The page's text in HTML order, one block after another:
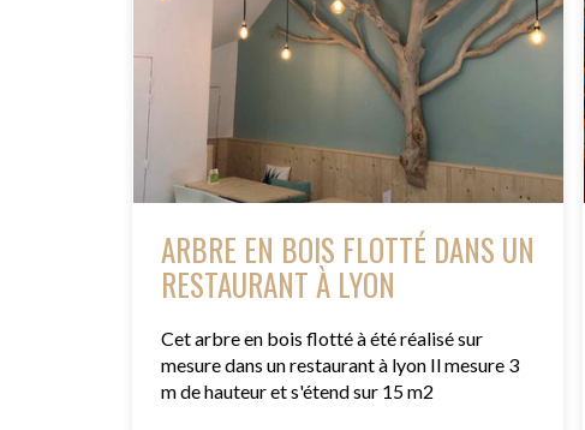
ARBRE EN BOIS FLOTTÉ DANS UN
RESTAURANT À LYON
Cet arbre en bois flotté à été réalisé sur
mesure dans un restaurant à lyon Il mesure 3
m de hauteur et s'étend sur 15 m2